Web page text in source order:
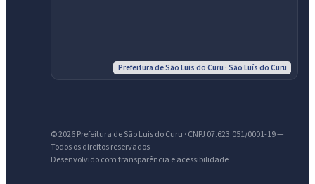
Prefeitura de São Luis do Curu · São Luís do Curu
© 2026 Prefeitura de São Luis do Curu · CNPJ 07.623.051/0001-19 —
Todos os direitos reservados
Desenvolvido com transparência e acessibilidade
Licitações abertas Carta de serviços Diário Oficial